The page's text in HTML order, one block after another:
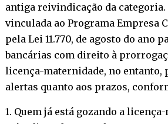
antiga reivindicação da categoria.
vinculada ao Programa Empresa
pela Lei 11.770, de agosto do ano
bancárias com direito à
licença-maternidade, no entanto,
alertas quanto aos prazos,
1. Quem já está gozando a